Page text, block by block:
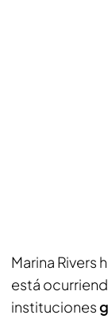
Marina Rivers
está
instituciones